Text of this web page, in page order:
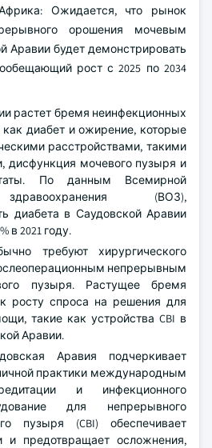
Ожидается, что рынок
орошения мочевым
Аравии будет демонстрировать
рост с 2025 по 2034
растет бремя неинфекционных
как диабет и ожирение, которые
расстройствами, такими
дисфункция мочевого пузыря и
По данным Всемирной
(ВОЗ),
диабета в Саудовской Аравии
в 2021 году.
требуют хирургического
непрерывным
пузыря. Растущее бремя
росту спроса на решения для
такие как устройства CBI в
Аравии.
Аравия подчеркивает
практики международным
и инфекционного
для непрерывного
пузыря (CBI) обеспечивает
и предотвращает осложнения,